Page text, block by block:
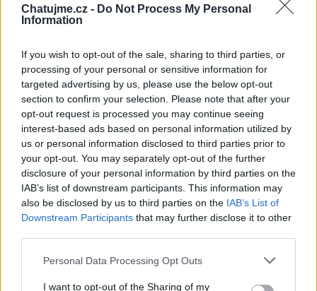
Chatujme.cz - Do Not Process My Personal
Information
If you wish to opt-out of the sale, sharing to third parties, or
processing of your personal or sensitive information for
targeted advertising by us, please use the below opt-out
section to confirm your selection. Please note that after your
opt-out request is processed you may continue seeing
interest-based ads based on personal information utilized by
us or personal information disclosed to third parties prior to
your opt-out. You may separately opt-out of the further
disclosure of your personal information by third parties on the
IAB’s list of downstream participants. This information may
also be disclosed by us to third parties on the IAB’s List of
Downstream Participants that may further disclose it to other
Personal Data Processing Opt Outs
I want to opt-out of the Sharing of my
Napsat uživateli vzkaz
Registrace od: 03.04.2014 11:50
Online: Není nikde online
Počet přátel: 18
Profil zobrazen: 3779x
Líbí se:3
Poslední 3 příspěvky na mé zdi
Konec měsíce července se kvapem
pohodě